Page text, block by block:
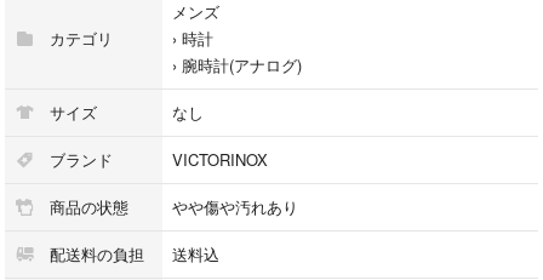
【対象】メンズ
【素材】カーボンコンポジット
【ケースサイズ】約41mm
【腕周り】約（最大）20cm
【ムーブメント】自動巻き
【文字盤カラー】ブラック
【ベルトカラー】ブラック
【ベルト素材】ラバー
【カレンダータイプ】日付表示
カテゴリ
メンズ
› 時計
› 腕時計(アナログ)
サイズ なし
ブランド VICTORINOX
商品の状態 やや傷や汚れあり
配送料の負担 送料込